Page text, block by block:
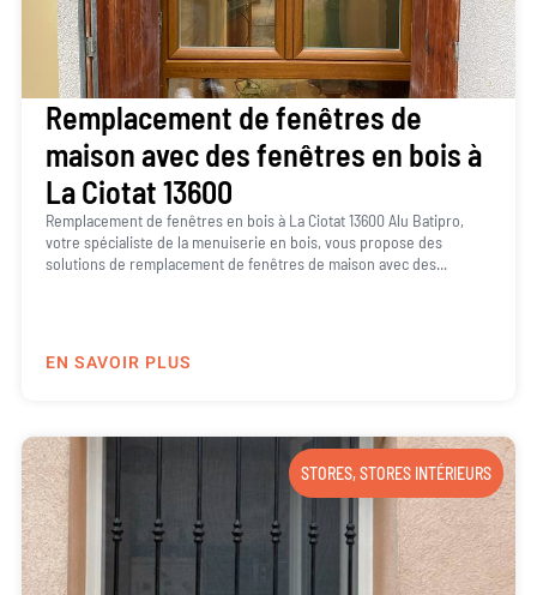
Remplacement de fenêtres de
maison avec des fenêtres en bois à
La Ciotat 13600
Remplacement de fenêtres en bois à La Ciotat 13600 Alu Batipro,
votre spécialiste de la menuiserie en bois, vous propose des
solutions de remplacement de fenêtres de maison avec des...
EN SAVOIR PLUS
STORES,STORES INTÉRIEURS